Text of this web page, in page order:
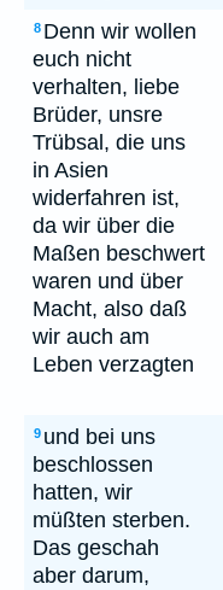
8 Denn wir wollen
euch nicht
verhalten, liebe
Brüder, unsre
Trübsal, die uns
in Asien
widerfahren ist,
da wir über die
Maßen beschwert
waren und über
Macht, also daß
wir auch am
Leben verzagten
9 und bei uns
beschlossen
hatten, wir
müßten sterben.
Das geschah
aber darum,